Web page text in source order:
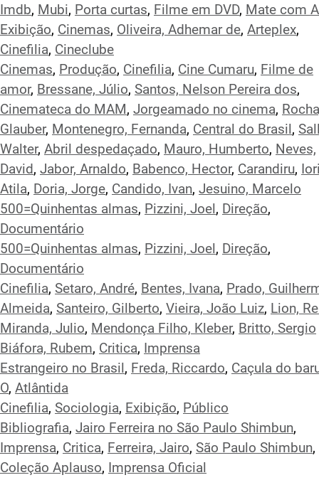
Imdb, Mubi, Porta curtas, Filme em DVD, Mate com
Exibição, Cinemas, Oliveira, Adhemar de, Arteplex,
Cinefilia, Cineclube
Cinemas, Produção, Cinefilia, Cine Cumaru, Filme de
amor, Bressane, Júlio, Santos, Nelson Pereira dos,
Cinemateca do MAM, Jorgeamado no cinema,
Glauber, Montenegro, Fernanda, Central do Brasil ,
Walter, Abril despedaçado, Mauro, Humberto, Neves,
David, Jabor, Arnaldo, Babenco, Hector, Carandiru,
Atila, Doria, Jorge, Candido, Ivan, Jesuino, Marcelo
500=Quinhentas almas, Pizzini, Joel , Direção,
Documentário
500=Quinhentas almas, Pizzini, Joel , Direção,
Documentário
Cinefilia, Setaro, André, Bentes, Ivana, Prado,
Almeida, Santeiro, Gilberto, Vieira, João Luiz, Lion,
Miranda, Julio, Mendonça Filho, Kleber, Britto, Sergio
Biáfora, Rubem, Critica, Imprensa
Estrangeiro no Brasil , Freda, Riccardo, Caçula do
O, Atlântida
Cinefilia, Sociologia, Exibição, Público
Bibliografia, Jairo Ferreira no São Paulo Shimbun,
Imprensa, Critica, Ferreira, Jairo, São Paulo Shimbun,
Coleção Aplauso, Imprensa Oficial